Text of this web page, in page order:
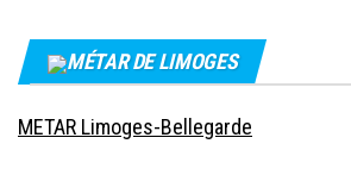
MÉTAR DE LIMOGES
METAR Limoges-Bellegarde